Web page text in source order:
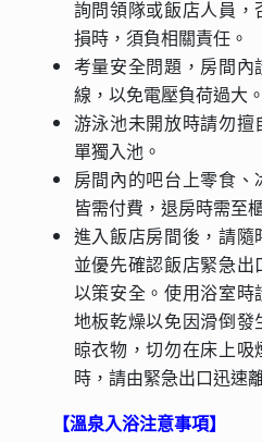
詢問領隊或飯店人員，
損時，須負相關責任。
考量安全問題，房間內
線，以免電壓負荷過大。
游泳池未開放時請勿擅
單獨入池。
房間內的吧台上零食、
皆需付費，退房時需至
進入飯店房間後，請隨
並優先確認飯店緊急出
以策安全。使用浴室時
地板乾燥以免因滑倒發
晾衣物，切勿在床上
時，請由緊急出口迅速
【溫泉入浴注意事項】